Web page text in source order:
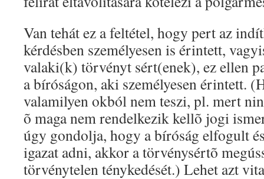
Van tehát ez a feltétel, hogy pert az
kérdésben személyesen is érintett,
valaki(k) törvényt sért(enek), ez ellen
a bíróságon, aki személyesen érintett.
valamilyen okból nem teszi, pl. mert
õ maga nem rendelkezik kellõ jogi
úgy gondolja, hogy a bíróság elfogult
igazat adni, akkor a törvénysértõ
törvénytelen ténykedését.) Lehet azt